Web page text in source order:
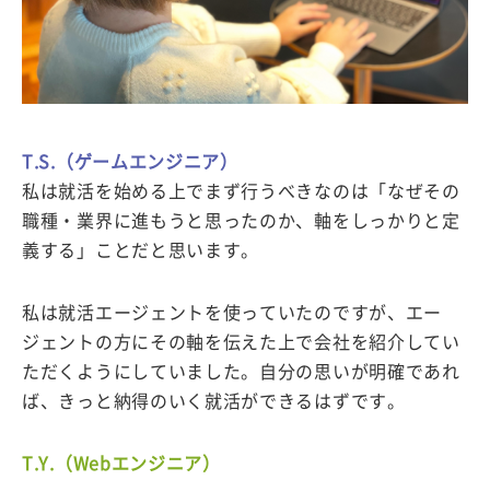
T.S.（ゲームエンジニア）
私は就活を始める上でまず行うべきなのは「なぜその
職種・業界に進もうと思ったのか、軸をしっかりと定
義する」ことだと思います。
私は就活エージェントを使っていたのですが、エー
ジェントの方にその軸を伝えた上で会社を紹介してい
ただくようにしていました。自分の思いが明確であれ
ば、きっと納得のいく就活ができるはずです。
T.Y.（Webエンジニア）